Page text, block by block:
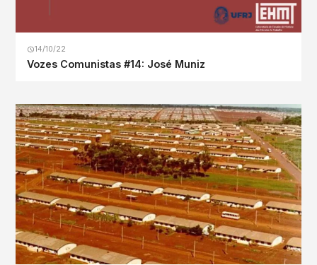
14/10/22
Vozes Comunistas #14: José Muniz